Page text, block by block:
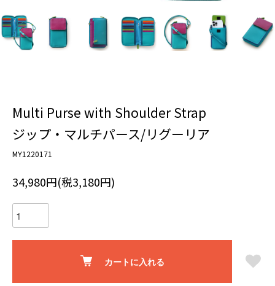
Multi Purse with Shoulder Strap
ジップ・マルチパース/リグーリア
MY1220171
34,980円(税3,180円)
カートに入れる